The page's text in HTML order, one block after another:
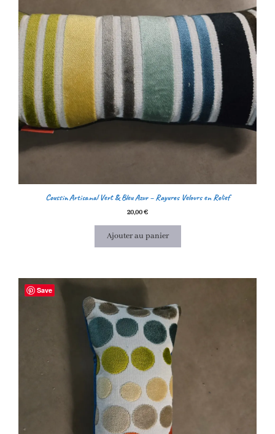
Coussin Artisanal Vert & Bleu Azur – Rayures Velours en Relief
20,00€
Ajouter au panier
Save